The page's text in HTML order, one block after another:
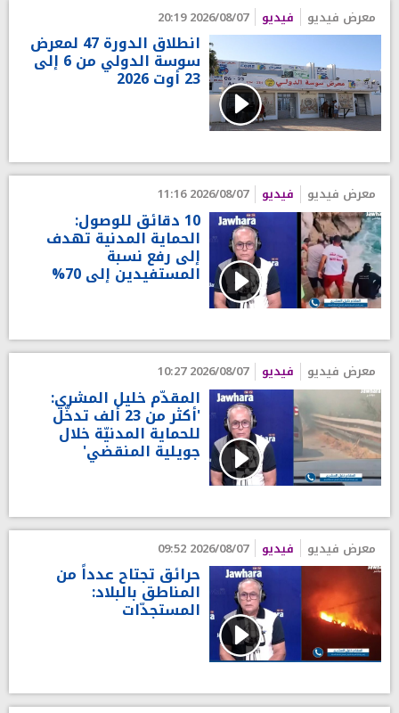
معرض فيديو فيديو 2026/08/07 20:19
انطلاق الدورة 47 لمعرض
سوسة الدولي من 6 إلى
23 أوت 2026
معرض فيديو فيديو 2026/08/07 11:16
10 دقائق للوصول:
الحماية المدنية تهدف
إلى رفع نسبة
المستفيدين إلى 70%
معرض فيديو فيديو 2026/08/07 10:27
المقدّم خليل المشري:
'أكثر من 23 ألف تدخّل
للحماية المدنيّة خلال
جويلية المنقضي'
معرض فيديو فيديو 2026/08/07 09:52
حرائق تجتاح عدداً من
المناطق بالبلاد:
المستجدّات